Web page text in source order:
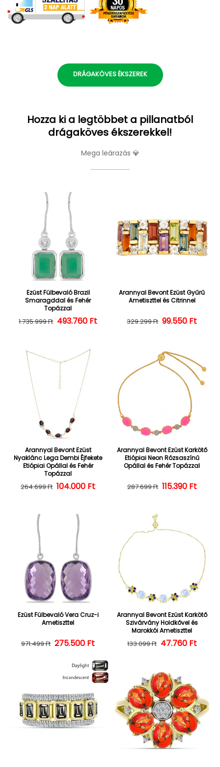
DRÁGAKÖVES ÉKSZEREK
Hozza ki a legtöbbet a pillanatból
drágaköves ékszerekkel!
Mega leárazás 💎
Ezüst Fülbevaló Brazil
Smaragddal és Fehér
Topázzal
Normál ár
1.735.999 Ft Kedvezményes ár
493.760 Ft
Arannyal Bevont Ezüst Gyűrű
Ametiszttel és Citrinnel
Normál ár
329.299 Ft 99.550 Ft
Arannyal Bevont Ezüst
Nyaklánc Lega Dembi Éjfekete
Etiópiai Opállal és Fehér
Topázzal
Normál ár
264.699 Ft Kedvezményes ár
104.000 Ft
Arannyal Bevont Ezüst Karkötő
Etiópiai Neon Rózsaszínű
Opállal és Fehér Topázzal
Normál ár
287.699 Ft 115.390 Ft
Ezüst Fülbevaló Vera Cruz-i
Ametiszttel
Normál ár
971.499 Ft Kedvezményes ár
275.500 Ft
Arannyal Bevont Ezüst Karkötő
Szivárvány Holdkővel és
Marokkói Ametiszttel
Normál ár
133.099 Ft 47.760 Ft